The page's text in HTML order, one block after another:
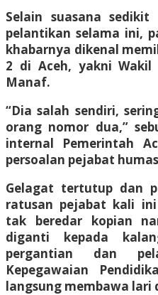
Selain suasana sedikit
pelantikan selama ini,
khabarnya dikenal
2 di Aceh, yakni Wakil
Manaf.
“Dia salah sendiri,
orang nomor dua,”
internal Pemerintah
persoalan pejabat
Gelagat tertutup dan
ratusan pejabat kali
tak beredar kopian
diganti kepada
pergantian dan
Kepegawaian
langsung membawa